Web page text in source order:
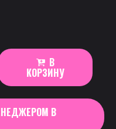
В
КОРЗИНУ
В